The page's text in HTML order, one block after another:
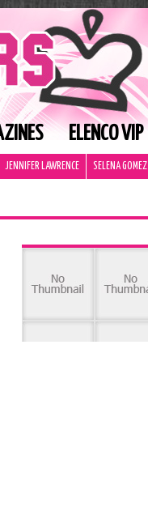
ELENCO VIP
JENNIFER LAWRENCE SELENA GOMEZ